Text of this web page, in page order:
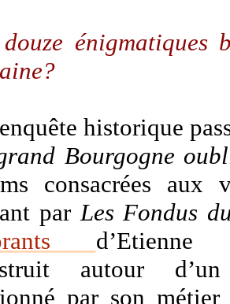
douze énigmatiques
historique
Bourgogne
consacrées
parLes Fondus
d’Etienne
autour d’un
par son